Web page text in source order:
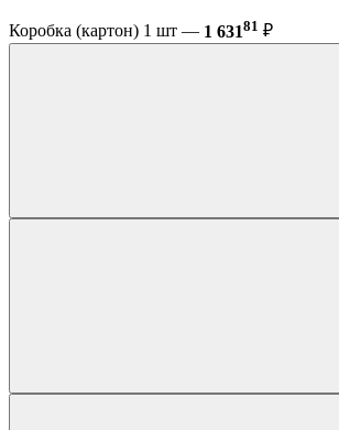
Коробка (картон) 1 шт — 1 63181 ₽